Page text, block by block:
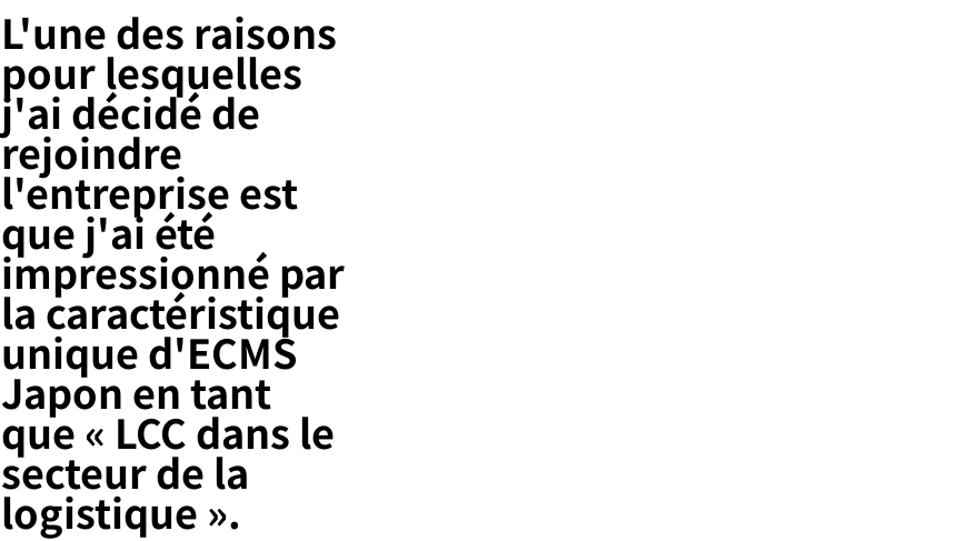
L'une des raisons
pour lesquelles
j'ai décidé de
rejoindre
l'entreprise est
que j'ai été
impressionné par
la caractéristique
unique d'ECMS
Japon en tant
que « LCC dans le
secteur de la
logistique ».